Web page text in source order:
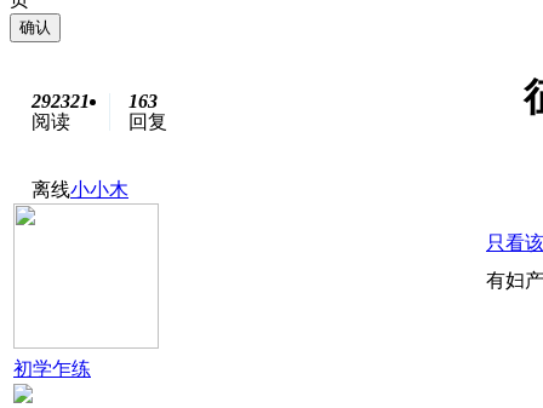
确认
292321
阅读
163
回复
离线小小木
初学乍练
只看
有妇